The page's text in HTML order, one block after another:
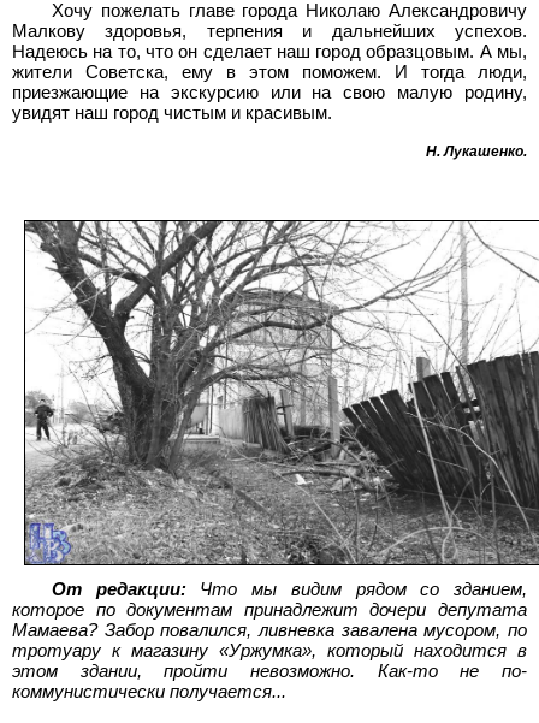
Хочу пожелать главе города Николаю Александровичу
Малкову здоровья, терпения и дальнейших успехов.
Надеюсь на то, что он сделает наш город образцовым. А мы,
жители Советска, ему в этом поможем. И тогда люди,
приезжающие на экскурсию или на свою малую родину,
увидят наш город чистым и красивым.
Н. Лукашенко.
От редакции: Что мы видим рядом со зданием,
которое по документам принадлежит дочери депутата
Мамаева? Забор повалился, ливневка завалена мусором, по
тротуару к магазину «Уржумка», который находится в
этом здании, пройти невозможно. Как-то не по-
коммунистически получается...